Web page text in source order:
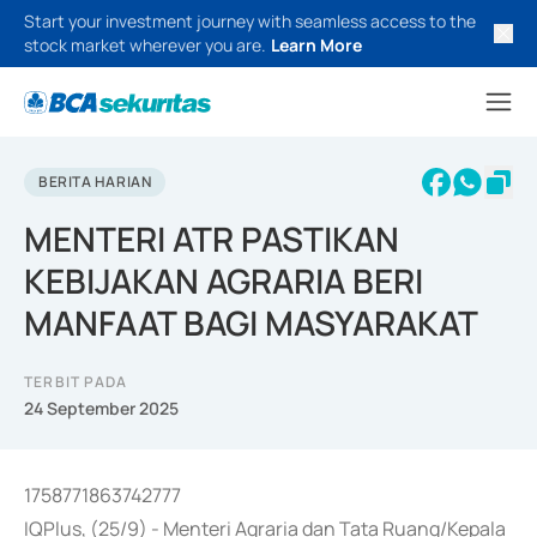
Start your investment journey with seamless access to the
stock market wherever you are. Learn More
BERITA HARIAN
MENTERI ATR PASTIKAN
KEBIJAKAN AGRARIA BERI
MANFAAT BAGI MASYARAKAT
TERBIT PADA
24 September 2025
1758771863742777
IQPlus, (25/9) - Menteri Agraria dan Tata Ruang/Kepala